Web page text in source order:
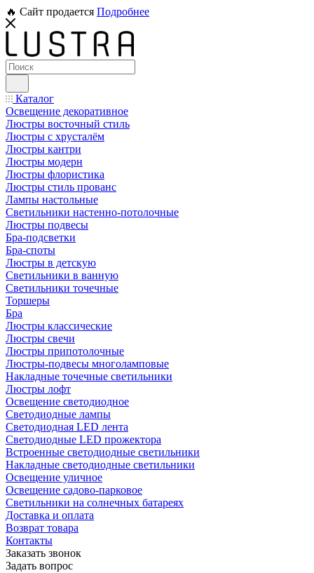
🔥 Сайт продается Подробнее
Каталог
Освещение декоративное
Люстры восточный стиль
Люстры с хрусталём
Люстры кантри
Люстры модерн
Люстры флористика
Люстры стиль прованс
Лампы настольные
Светильники настенно-потолочные
Люстры подвесы
Бра-подсветки
Бра-споты
Люстры в детскую
Светильники в ванную
Светильники точечные
Торшеры
Бра
Люстры классические
Люстры свечи
Люстры припотолочные
Люстры-подвесы многоламповые
Накладные точечные светильники
Люстры лофт
Освещение светодиодное
Светодиодные лампы
Светодиодная LED лента
Светодиодные LED прожектора
Встроенные светодиодные светильники
Накладные светодиодные светильники
Освещение уличное
Освещение садово-парковое
Светильники на солнечных батареях
Доставка и оплата
Возврат товара
Контакты
Заказать звонок
Задать вопрос